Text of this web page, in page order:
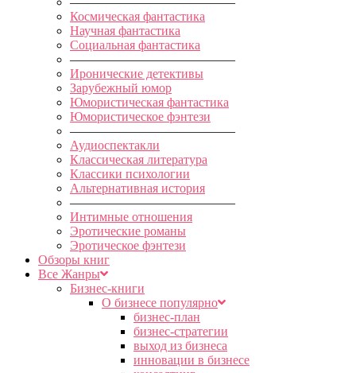
Космическая фантастика
Научная фантастика
Социальная фантастика
—————————————
Иронические детективы
Зарубежный юмор
Юмористическая фантастика
Юмористическое фэнтези
—————————————
Аудиоспектакли
Классическая литература
Классики психологии
Альтернативная история
—————————————
Интимные отношения
Эротические романы
Эротическое фэнтези
Обзоры книг
Все Жанры
Бизнес-книги
О бизнесе популярно
бизнес-план
бизнес-стратегии
выход из бизнеса
инновации в бизнесе